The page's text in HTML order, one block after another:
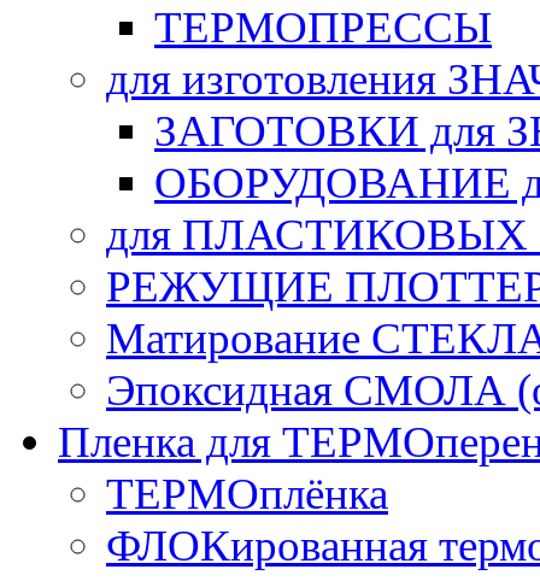
ТЕРМОПРЕССЫ
для изготовления
ЗАГОТОВКИ для
ОБОРУДОВАНИЕ
для ПЛАСТИКОВЫХ
РЕЖУЩИЕ
Матирование
Эпоксидная СМОЛА
Пленка для
ТЕРМОплёнка
ФЛОКированная